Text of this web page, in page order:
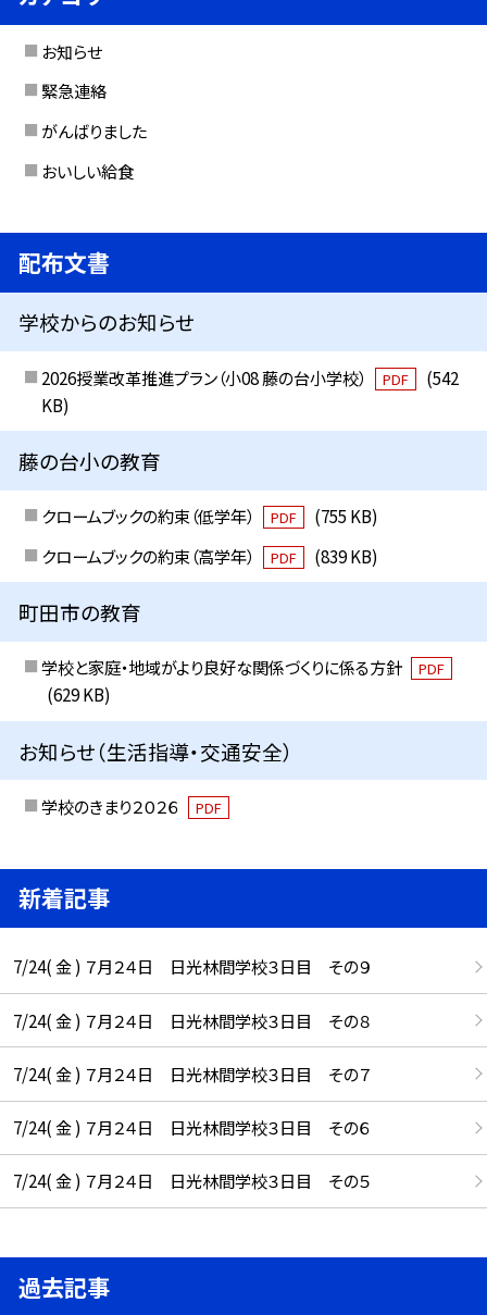
お知らせ
緊急連絡
がんばりました
おいしい給食
配布文書
学校からのお知らせ
2026授業改革推進プラン（小08 藤の台小学校） PDF
(542
KB)
藤の台小の教育
クロームブックの約束（低学年） PDF
(755 KB)
クロームブックの約束（高学年）
PDF (839 KB)
町田市の教育
学校と家庭・地域がより良好な関係づくりに係る方針 PDF
(629 KB)
お知らせ（生活指導・交通安全）
学校のきまり２０２６ PDF
新着記事
7/24( 金 ) ７月２４日 日光林間学校３日目 その９
7/24( 金 ) ７月２４日 日光林間学校３日目 その８
7/24( 金 ) ７月２４日 日光林間学校３日目 その７
7/24( 金 ) ７月２４日 日光林間学校３日目 その６
7/24( 金 ) ７月２４日 日光林間学校３日目 その５
過去記事